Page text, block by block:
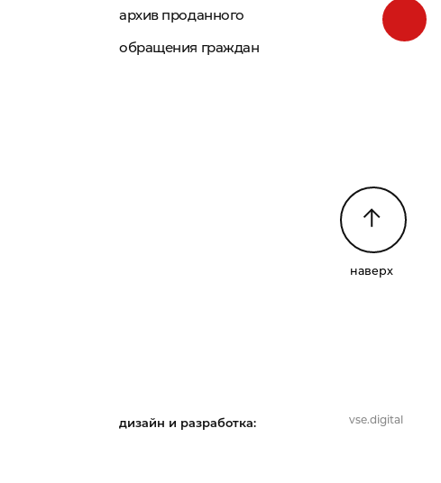
архив проданного
обращения граждан
наверх
дизайн и разработка: vse.digital